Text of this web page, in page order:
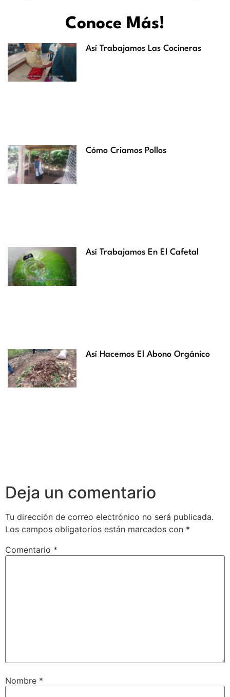
Conoce Más!
Así Trabajamos Las Cocineras
Cómo Criamos Pollos
Así Trabajamos En El Cafetal
Así Hacemos El Abono Orgánico
Deja un comentario
Tu dirección de correo electrónico no será publicada.
Los campos obligatorios están marcados con *
Comentario *
Nombre *